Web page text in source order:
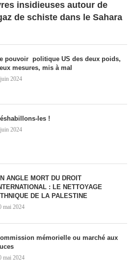
insidieuses autour de
de schiste dans le Sahara
pouvoir politique US des deux poids,
mesures, mis à mal
2024
les !
2024
ANGLE MORT DU DROIT
: LE NETTOYAGE
DE LA PALESTINE
mai 2024
mémorielle ou marché aux
mai 2024